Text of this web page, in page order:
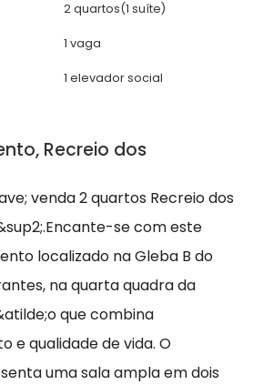
2 quartos(1 suíte)
1 vaga
1 elevador social
Recreio dos
venda 2 quartos Recreio dos
se com este
localizado na Gleba B do
na quarta quadra da
que combina
e qualidade de vida. O
uma sala ampla em dois